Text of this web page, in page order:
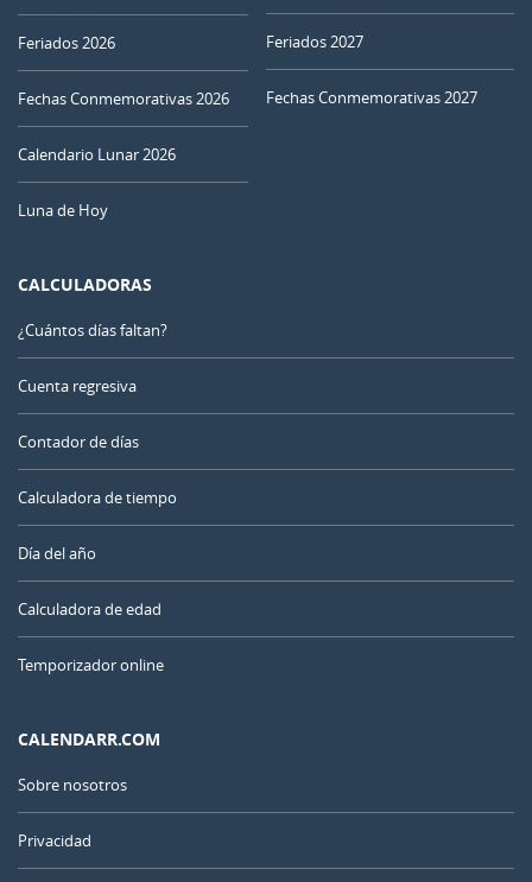
Feriados 2026
Fechas Conmemorativas 2026
Calendario Lunar 2026
Luna de Hoy
Feriados 2027
Fechas Conmemorativas 2027
CALCULADORAS
¿Cuántos días faltan?
Cuenta regresiva
Contador de días
Calculadora de tiempo
Día del año
Calculadora de edad
Temporizador online
CALENDARR.COM
Sobre nosotros
Privacidad